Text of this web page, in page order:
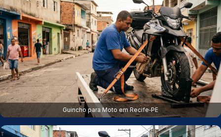
Guincho para Moto em Recife‑PE